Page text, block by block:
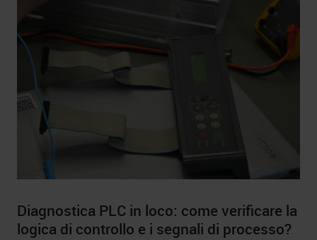
Diagnostica PLC in loco: come verificare la
logica di controllo e i segnali di processo?